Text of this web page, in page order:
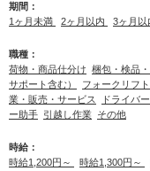
期間：
1ヶ月未満
2ヶ月以内 3ヶ月以
職種：
荷物・商品仕分け 梱包・検品
サポート含む）
フォークリフト
業・販売・サービス
ドライバ
ー助手 引越し作業 その他
時給：
時給1,200円～
時給1,300円～